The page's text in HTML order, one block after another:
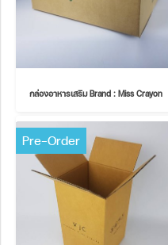
กล่องอาหารเสริม Brand : Miss Crayon
Pre-Order